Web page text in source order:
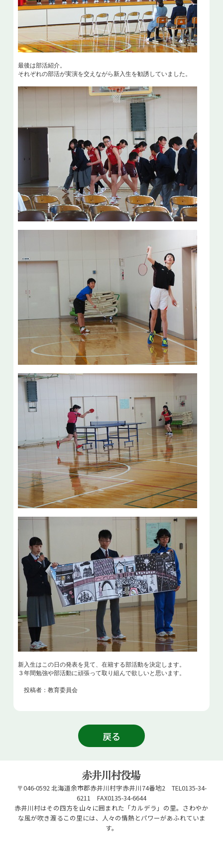
最後は部活紹介。
それぞれの部活が実演を交えながら新入生を勧誘していました。
新入生はこの日の発表を見て、在籍する部活動を決定します。
３年間勉強や部活動に頑張って取り組んで欲しいと思います。
投稿者：教育委員会
戻る
〒046-0592 北海道余市郡赤井川村字赤井川74番地2 TEL0135-34-
6211 FAX0135-34-6644
赤井川村はその四方を山々に囲まれた「カルデラ」の里。さわやか
な風が吹き渡るこの里には、人々の情熱とパワーがあふれていま
す。